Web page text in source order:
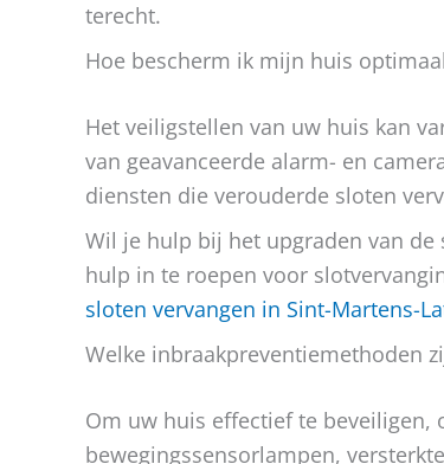
terecht.
Hoe bescherm ik mijn huis
Het veiligstellen van uw huis kan
van geavanceerde alarm- en
diensten die verouderde sloten
Wil je hulp bij het upgraden van de
hulp in te roepen voor
sloten vervangen in Sint-Martens-
Welke inbraakpreventiemethoden
Om uw huis effectief te beveiligen,
bewegingssensorlampen,